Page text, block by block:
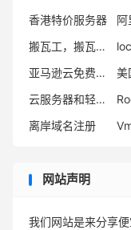
香港特价服务器 阿
搬瓦工，搬瓦工优惠码
亚马逊云免费12个月
美
云服务器和轻量服务器哪个好
离岸域名注册
网站声明
我们网站是来分享